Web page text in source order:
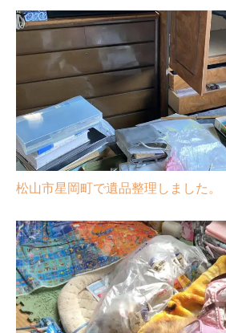
松山市星岡町で遺品整理しました。